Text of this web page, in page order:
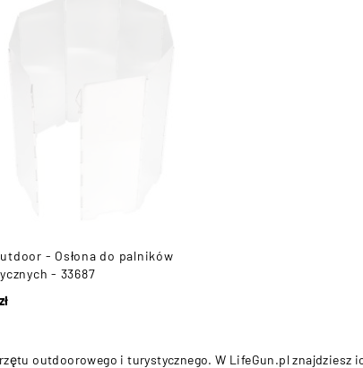
- Osłona do palników
- 33687
zł
outdoorowego i turystycznego. W LifeGun.pl znajdziesz